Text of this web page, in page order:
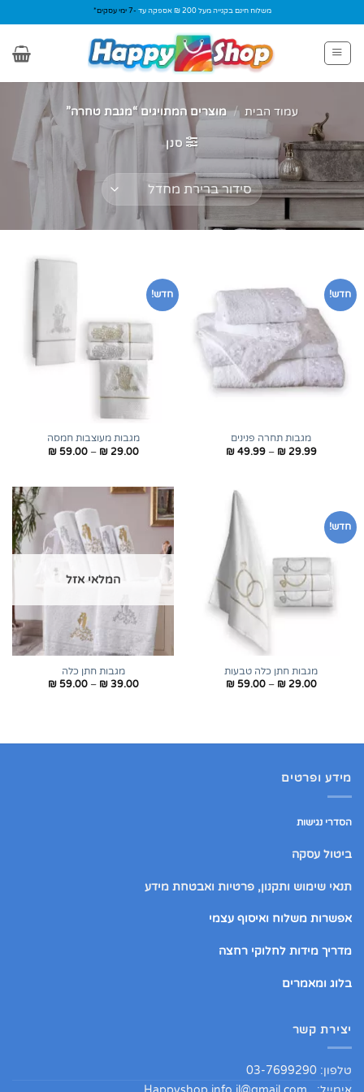
to
content
משלוח חינם בקנייה מעל 200 ₪ אספקה עד -7 ימי עסקים*
עמוד הבית / מוצרים המתויגים “מגבת טחרה”
סנן
חדש!
מגבות תחרה פנינים
₪29.99
–
₪49.99
חדש!
מגבות מעוצבות חמסה
₪29.00
–
₪59.00
⁦₪ 59.00⁩
חדש!
מגבות חתן כלה טבעות
₪29.00
–
₪59.00
המלאי אזל
מגבות חתן כלה
₪39.00
–
₪59.00
מידע ופרטים
הסדרי נגישות
ביטול עסקה
תנאי שימוש ותקנון, פרטיות ואבטחת מידע
אפשרות משלוח ואיסוף עצמי
מדריך מידות לחלוקי רחצה
בלוג ומאמרים
יצירת קשר
טלפון: 03-7699290